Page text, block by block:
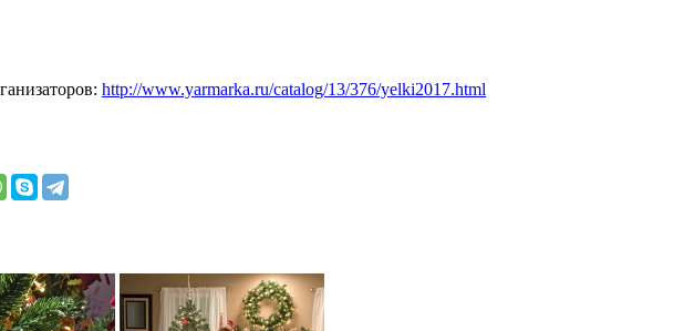
http://www.yarmarka.ru/catalog/13/376/yelki2017.html